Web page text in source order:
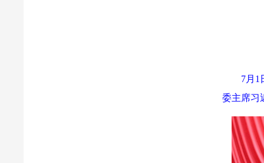
7月1
委主席习